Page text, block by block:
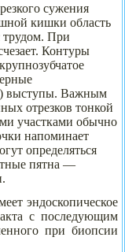
сужения
кишки область
трудом. При
Контуры
выступы. Важным
отрезков тонкой
участками обычно
напоминает
определяться
пятна —
эндоскопическое
с последующим
при биопсии